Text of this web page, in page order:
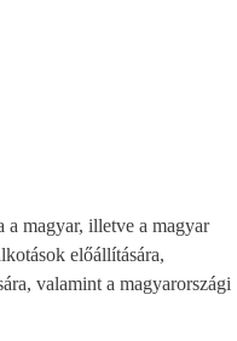
a magyar, illetve a magyar
előállítására,
valamint a magyarországi